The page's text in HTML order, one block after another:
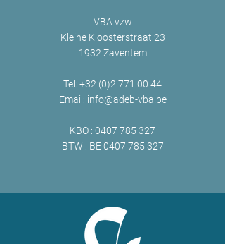
VBA vzw
Kleine Kloosterstraat 23
1932 Zaventem
Tel: +32 (0)2 771 00 44
Email: info@adeb-vba.be
KBO : 0407 785 327
BTW : BE0407 785 327